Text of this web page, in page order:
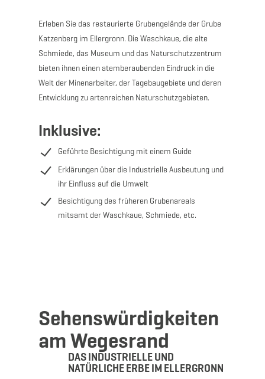
Erleben Sie das restaurierte Grubengelände der Grube
Katzenberg im Ellergronn. Die Waschkaue, die alte
Schmiede, das Museum und das Naturschutzzentrum
bieten ihnen einen atemberaubenden Eindruck in die
Welt der Minenarbeiter, der Tagebaugebiete und deren
Entwicklung zu artenreichen Naturschutzgebieten.
Inklusive:
Geführte Besichtigung mit einem Guide
Erklärungen über die Industrielle Ausbeutung und
ihr Einfluss auf die Umwelt
Besichtigung des früheren Grubenareals
mitsamt der Waschkaue, Schmiede, etc.
Sehenswürdigkeiten
am Wegesrand
DAS INDUSTRIELLE UND
NATÜRLICHE ERBE IM ELLERGRONN